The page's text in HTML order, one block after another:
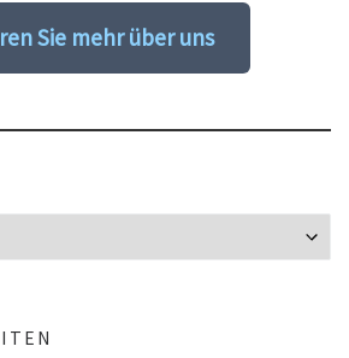
Sie mehr über uns